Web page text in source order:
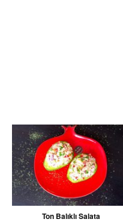
Ton Balıklı Salata